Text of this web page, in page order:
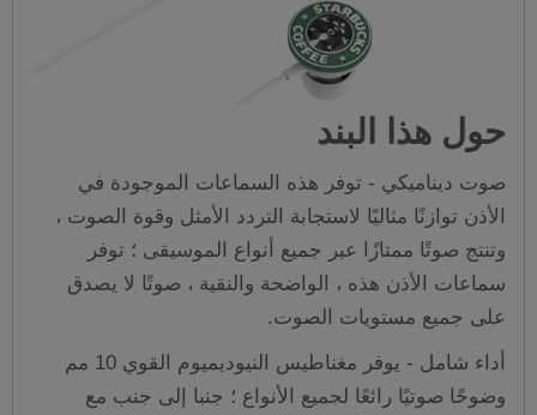
حول هذا البند
صوت ديناميكي - توفر هذه السماعات الموجودة في
الأذن توازنًا مثاليًا لاستجابة التردد الأمثل وقوة الصوت ،
وتنتج صوتًا ممتازًا عبر جميع أنواع الموسيقى ؛ توفر
سماعات الأذن هذه ، الواضحة والنقية ، صوتًا لا يصدق
على جميع مستويات الصوت.
أداء شامل - يوفر مغناطيس النيوديميوم القوي 10 مم
وضوحًا صوتيًا رائعًا لجميع الأنواع ؛ جنبا إلى جنب مع